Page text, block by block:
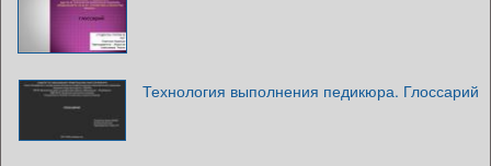
Технология выполнения педикюра. Глоссарий